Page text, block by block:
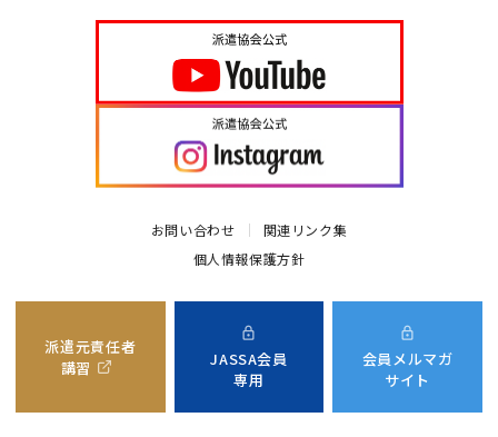
お問い合わせ
関連リンク集
個人情報保護方針
派遣元責任者
講習
JASSA会員
専用
会員メルマガ
サイト